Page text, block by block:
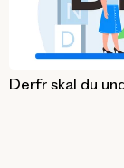
Derfr skal du